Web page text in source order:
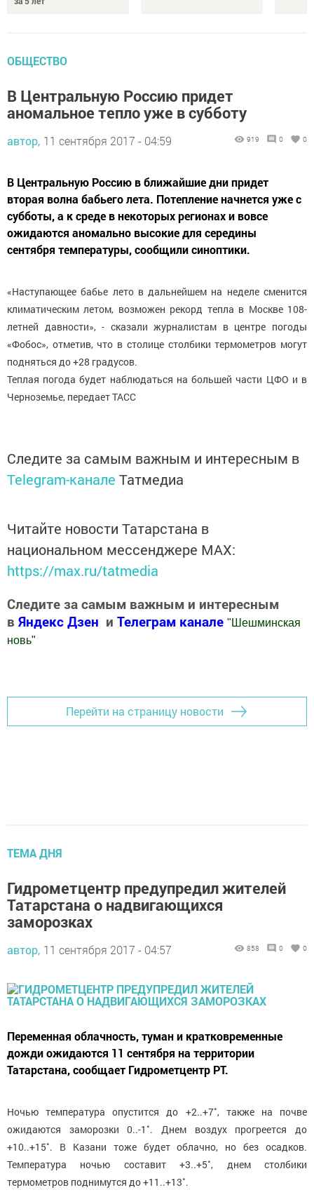
ОБЩЕСТВО
В Центральную Россию придет
аномальное тепло уже в субботу
автор, 11 сентября 2017 - 04:59 919 0 0
В Центральную Россию в ближайшие дни придет
вторая волна бабьего лета. Потепление начнется уже с
субботы, а к среде в некоторых регионах и вовсе
ожидаются аномально высокие для середины
сентября температуры, сообщили синоптики.
«Наступающее бабье лето в дальнейшем на неделе сменится
климатическим летом, возможен рекорд тепла в Москве 108-
летней давности», - сказали журналистам в центре погоды
«Фобос», отметив, что в столице столбики термометров могут
подняться до +28 градусов.
Теплая погода будет наблюдаться на большей части ЦФО и в
Черноземье, передает ТАСС
Следите за самым важным и интересным в
Telegram-канале Татмедиа
Читайте новости Татарстана в
национальном мессенджере MАХ:
https://max.ru/tatmedia
Следите за самым важным и интересным
в Яндекс Дзен и Телеграм канале " Шешминская
новь"
Перейти на страницу новости
ТЕМА ДНЯ
Гидрометцентр предупредил жителей
Татарстана о надвигающихся
заморозках
автор, 11 сентября 2017 - 04:57 858 0 0
Переменная облачность, туман и кратковременные
дожди ожидаются 11 сентября на территории
Татарстана, сообщает Гидрометцентр РТ.
Ночью температура опустится до +2..+7˚, также на почве
ожидаются заморозки 0..-1˚. Днем воздух прогреется до
+10..+15˚. В Казани тоже будет облачно, но без осадков.
Температура ночью составит +3..+5˚, днем столбики
термометров поднимутся до +11..+13˚.